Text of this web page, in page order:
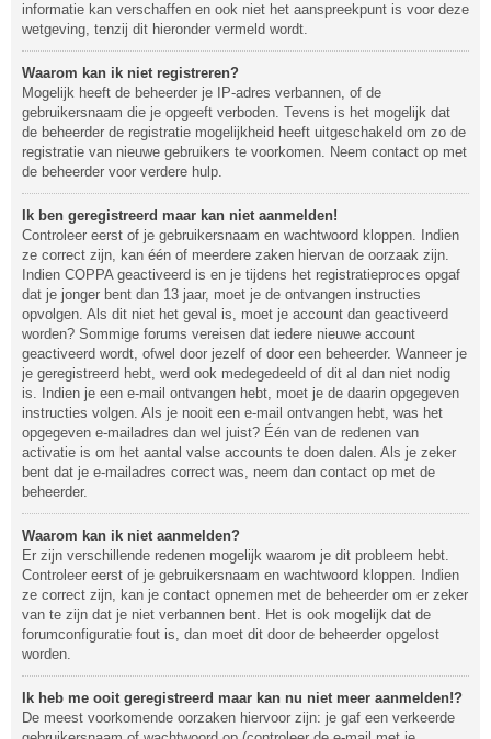
informatie kan verschaffen en ook niet het aanspreekpunt is voor deze
wetgeving, tenzij dit hieronder vermeld wordt.
Waarom kan ik niet registreren?
Mogelijk heeft de beheerder je IP-adres verbannen, of de
gebruikersnaam die je opgeeft verboden. Tevens is het mogelijk dat
de beheerder de registratie mogelijkheid heeft uitgeschakeld om zo de
registratie van nieuwe gebruikers te voorkomen. Neem contact op met
de beheerder voor verdere hulp.
Ik ben geregistreerd maar kan niet aanmelden!
Controleer eerst of je gebruikersnaam en wachtwoord kloppen. Indien
ze correct zijn, kan één of meerdere zaken hiervan de oorzaak zijn.
Indien COPPA geactiveerd is en je tijdens het registratieproces opgaf
dat je jonger bent dan 13 jaar, moet je de ontvangen instructies
opvolgen. Als dit niet het geval is, moet je account dan geactiveerd
worden? Sommige forums vereisen dat iedere nieuwe account
geactiveerd wordt, ofwel door jezelf of door een beheerder. Wanneer je
je geregistreerd hebt, werd ook medegedeeld of dit al dan niet nodig
is. Indien je een e-mail ontvangen hebt, moet je de daarin opgegeven
instructies volgen. Als je nooit een e-mail ontvangen hebt, was het
opgegeven e-mailadres dan wel juist? Één van de redenen van
activatie is om het aantal valse accounts te doen dalen. Als je zeker
bent dat je e-mailadres correct was, neem dan contact op met de
beheerder.
Waarom kan ik niet aanmelden?
Er zijn verschillende redenen mogelijk waarom je dit probleem hebt.
Controleer eerst of je gebruikersnaam en wachtwoord kloppen. Indien
ze correct zijn, kan je contact opnemen met de beheerder om er zeker
van te zijn dat je niet verbannen bent. Het is ook mogelijk dat de
forumconfiguratie fout is, dan moet dit door de beheerder opgelost
worden.
Ik heb me ooit geregistreerd maar kan nu niet meer aanmelden!?
De meest voorkomende oorzaken hiervoor zijn: je gaf een verkeerde